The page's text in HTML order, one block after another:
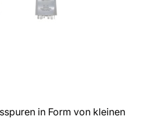
in Form von kleinen